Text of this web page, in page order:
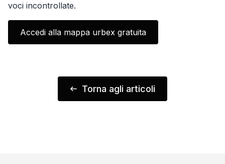
voci incontrollate.
Accedi alla mappa urbex gratuita
Torna agli articoli